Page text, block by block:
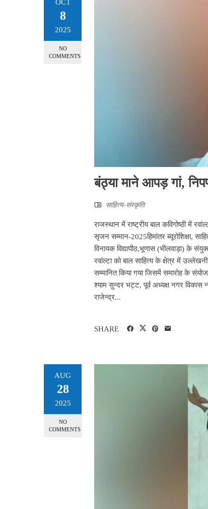
OCT
8
2025
NO
COMMENTS
बंठ्या माने आपड़ गां,
साहित्‍य-संस्कृति
राजस्थान में राष्ट्रीय बाल कविगोष्ठी में
सृजन सम्मान-2025हिमांतर ब्यूरोशिक्षा,
विनायक विद्यापीठ,भूणास (भीलवाड़ा) के
रवांल्टा को बाल साहित्य के क्षेत्र में
सम्मानित किया गया जिसमें समारोह के
श्याम सुन्दर भट्ट, पूर्व अध्यक्ष नगर विकास
राजेन्द्र...
SHARE
AUG
28
2025
NO
COMMENTS